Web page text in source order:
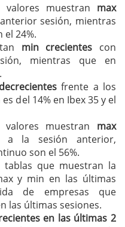
muestran max
sesión, mientras
24%.
min crecientes con
mientras que en
frente a los
del 14% en Ibex 35 y el
muestran max
a la sesión anterior,
son el 56%.
que muestran la
y min en las últimas
de empresas que
las últimas sesiones.
en las últimas 2